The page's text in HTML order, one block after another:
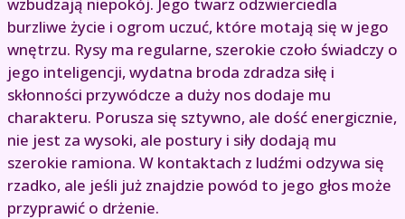
burzliwe życie i ogrom uczuć, które motają się w jego
wnętrzu. Rysy ma regularne, szerokie czoło świadczy o
jego inteligencji, wydatna broda zdradza siłę i
skłonności przywódcze a duży nos dodaje mu
charakteru. Porusza się sztywno, ale dość energicznie,
nie jest za wysoki, ale postury i siły dodają mu
szerokie ramiona. W kontaktach z ludźmi odzywa się
rzadko, ale jeśli już znajdzie powód to jego głos może
przyprawić o drżenie.